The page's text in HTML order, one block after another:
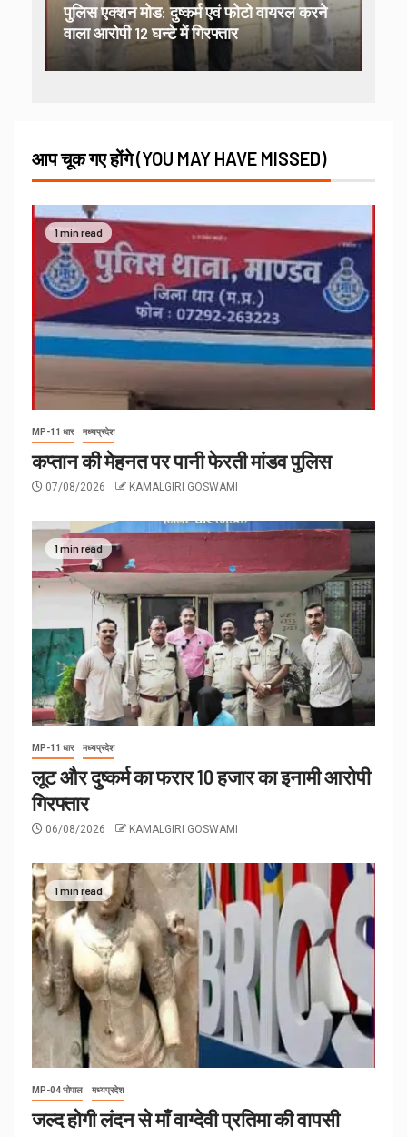
पुलिस एक्शन मोड: दुष्कर्म एवं फोटो वायरल करने
वाला आरोपी 12 घन्टे में गिरफ्तार
आप चूक गए होंगे (YOU MAY HAVE MISSED)
1 min read
MP-11 धार मध्यप्रदेश
कप्तान की मेहनत पर पानी फेरती मांडव पुलिस
07/08/2026 KAMALGIRI GOSWAMI
1 min read
MP-11 धार मध्यप्रदेश
लूट और दुष्कर्म का फरार 10 हजार का इनामी आरोपी
गिरफ्तार
06/08/2026 KAMALGIRI GOSWAMI
1 min read
MP-04 भोपाल मध्यप्रदेश
जल्द होगी लंदन से माँ वाग्देवी प्रतिमा की वापसी